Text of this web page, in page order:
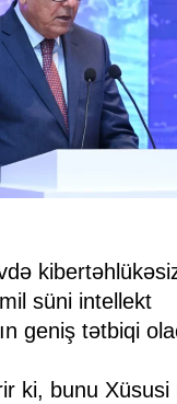
süni intellekt
geniş tətbiqi
ki, bunu Xüsusi